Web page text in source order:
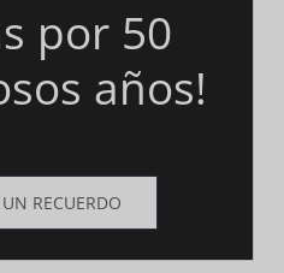
por 50
años!
RECUERDO